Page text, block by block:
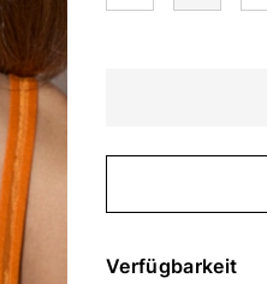
Verfügbarkeit